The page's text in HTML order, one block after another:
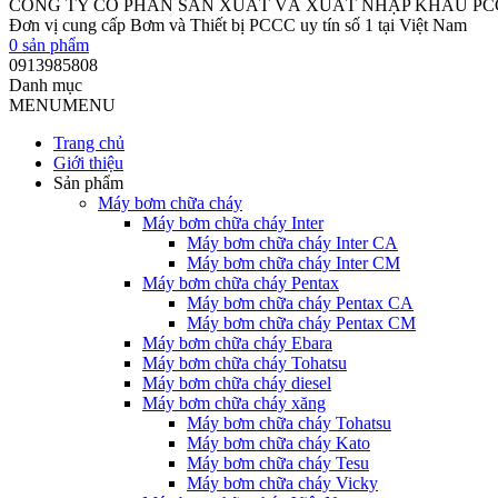
CÔNG TY CỔ PHẦN SẢN XUẤT VÀ XUẤT NHẬP KHẨU
Đơn vị cung cấp Bơm và Thiết bị PCCC uy tín số 1 tại Việt Nam
0 sản phẩm
0913985808
Danh mục
MENUMENU
Trang chủ
Giới thiệu
Sản phẩm
Máy bơm chữa cháy
Máy bơm chữa cháy Inter
Máy bơm chữa cháy Inter CA
Máy bơm chữa cháy Inter CM
Máy bơm chữa cháy Pentax
Máy bơm chữa cháy Pentax CA
Máy bơm chữa cháy Pentax CM
Máy bơm chữa cháy Ebara
Máy bơm chữa cháy Tohatsu
Máy bơm chữa cháy diesel
Máy bơm chữa cháy xăng
Máy bơm chữa cháy Tohatsu
Máy bơm chữa cháy Kato
Máy bơm chữa cháy Tesu
Máy bơm chữa cháy Vicky